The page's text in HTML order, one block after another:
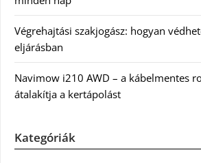
Végrehajtási szakjogász: hogyan
eljárásban
Navimow i210 AWD – a kábelmentes
átalakítja a kertápolást
Kategóriák